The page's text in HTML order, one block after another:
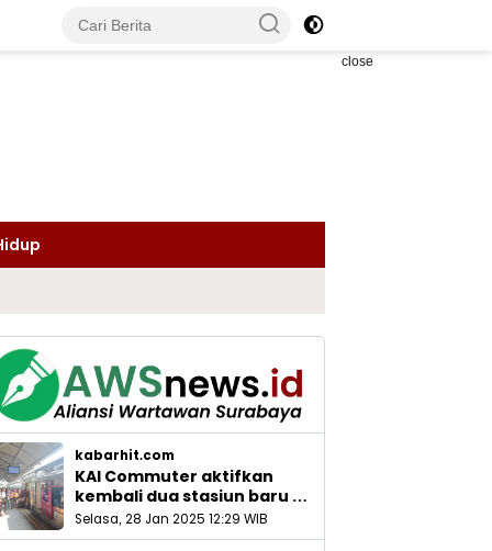
close
kabarhit.com
KAI Commuter aktifkan
kembali dua stasiun baru di
Sidoarjo_
Selasa, 28 Jan 2025 12:29 WIB